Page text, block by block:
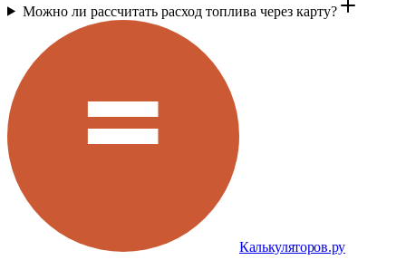
Можно ли рассчитать расход топлива через карту?
Калькуляторов.ру